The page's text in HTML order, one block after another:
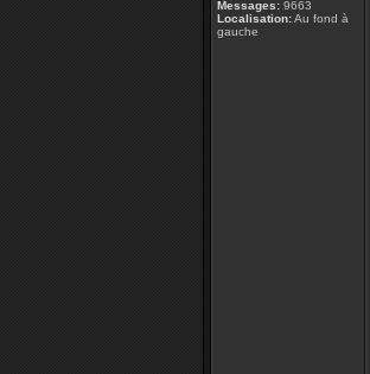
Messages: 9663
Localisation:Au fond à
gauche